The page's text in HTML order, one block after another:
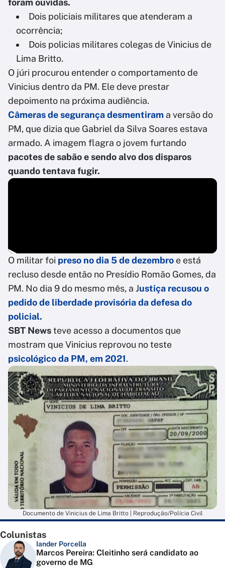
foram ouvidas.
Dois policiais militares que atenderam a
ocorrência;
Dois policias militares colegas de Vinicius de
Lima Britto.
O júri procurou entender o comportamento de
Vinicius dentro da PM. Ele deve prestar
depoimento na próxima audiência.
Câmeras de segurança desmentiram a versão do
PM, que dizia que Gabriel da Silva Soares estava
armado. A imagem flagra o jovem furtando
pacotes de sabão e sendo alvo dos disparos
quando tentava fugir.
O militar foi preso no dia 5 de dezembro e está
recluso desde então no Presídio Romão Gomes, da
PM. No dia 9 do mesmo mês, a Justiça recusou o
pedido de liberdade provisória da defesa do
policial.
SBT Newsteve acesso a documentos que
mostram que Vinicius reprovou no teste
psicológico da PM, em 2021.
Documento de Vinicius de Lima Britto | Reprodução/Polícia Civil
Colunistas
Iander Porcella
Marcos Pereira: Cleitinho será candidato ao
governo de MG